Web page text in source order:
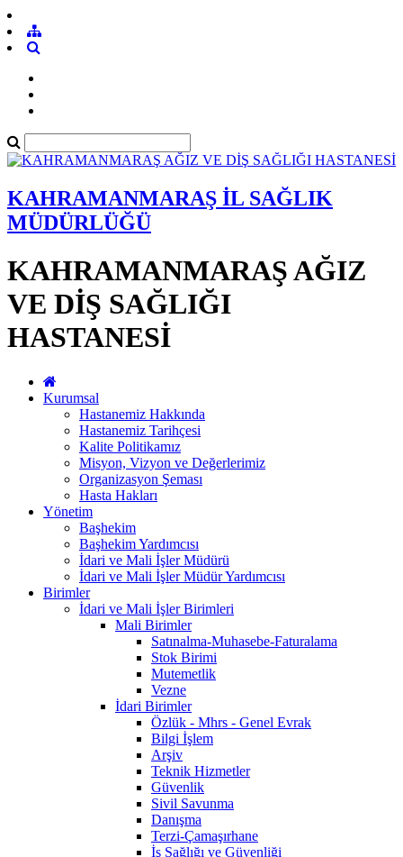
KAHRAMANMARAŞ İL SAĞLIK
MÜDÜRLÜĞÜ
KAHRAMANMARAŞ AĞIZ
VE DİŞ SAĞLIĞI
HASTANESİ
Kurumsal
Hastanemiz Hakkında
Hastanemiz Tarihçesi
Kalite Politikamız
Misyon, Vizyon ve Değerlerimiz
Organizasyon Şeması
Hasta Hakları
Yönetim
Başhekim
Başhekim Yardımcısı
İdari ve Mali İşler Müdürü
İdari ve Mali İşler Müdür Yardımcısı
Birimler
İdari ve Mali İşler Birimleri
Mali Birimler
Satınalma-Muhasebe-Faturalama
Stok Birimi
Mutemetlik
Vezne
İdari Birimler
Özlük - Mhrs - Genel Evrak
Bilgi İşlem
Arşiv
Teknik Hizmetler
Güvenlik
Sivil Savunma
Danışma
Terzi-Çamaşırhane
İş Sağlığı ve Güvenliği